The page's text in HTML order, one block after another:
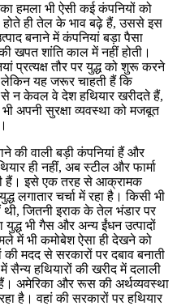
हमला भी ऐसी कई कंपनियों को
ही तेल के भाव बढ़े हैं, उससे इस
बनाने में कंपनियां बड़ा पैसा
की खपत शांति काल में नहीं होती।
प्रत्यक्ष तौर पर युद्ध को शुरू करने
लेकिन यह जरूर चाहती हैं कि
न केवल वे देश हथियार खरीदते हैं,
अपनी सुरक्षा व्यवस्था को मजबूत
की वाली बड़ी कंपनियां हैं और
ही नहीं, अब स्टील और फार्मा
हैं। इसे एक तरह से आक्रामक
लगातार चर्चा में रहा है। किसी भी
जितनी इराक के तेल भंडार पर
युद्ध भी गैस और अन्य ईंधन उत्पादों
में भी कमोबेश ऐसा ही देखने को
की मदद से सरकारों पर दबाव बनाती
सैन्य हथियारों की खरीद में दलाली
अमेरिका और रूस की अर्थव्यवस्था
है। वहां की सरकारों पर हथियार